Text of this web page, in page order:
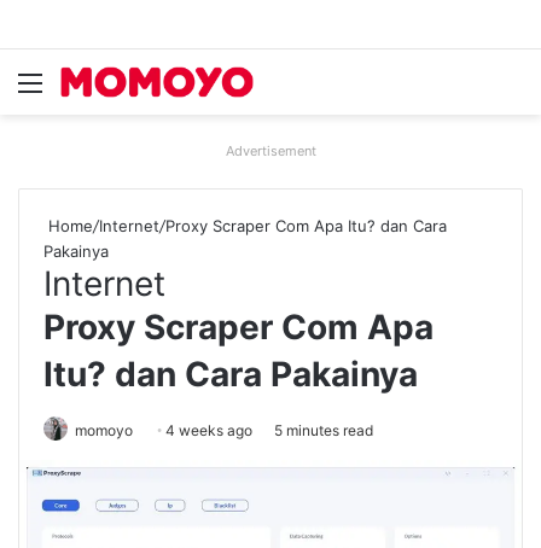
Menu
Advertisement
Home/Internet/Proxy Scraper Com Apa Itu? dan Cara
Pakainya
Internet
Proxy Scraper Com Apa
Itu? dan Cara Pakainya
momoyo 4 weeks ago 5 minutes read